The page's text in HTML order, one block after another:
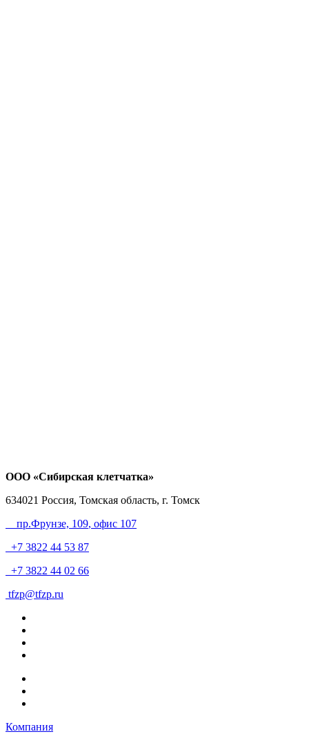
ООО «Сибирская клетчатка»
634021 Россия, Томская область, г. Томск
пр.Фрунзе, 109, офис 107
+7 3822 44 53 87
+7 3822 44 02 66
tfzp@tfzp.ru
Компания